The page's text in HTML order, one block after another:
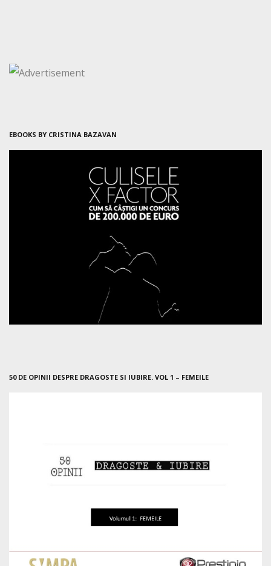
EBOOKS BY CRISTINA BAZAVAN
50 DE OPINII DESPRE DRAGOSTE SI IUBIRE. VOL 1 – FEMEILE